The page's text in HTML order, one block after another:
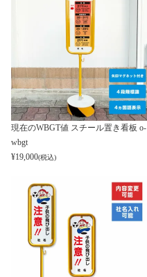
現在のWBGT値 スチール置き看板 o-
wbgt
¥19,000(税込)